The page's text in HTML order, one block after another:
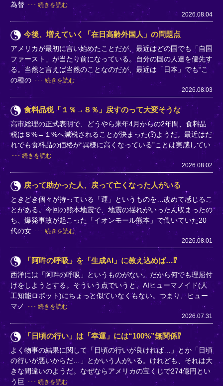
為替
続きを読む
2026.08.04
今後、増えていく「在日高齢外国人」の問題点
アメリカが最初に言い始めたことだが、最近はどの国でも「自国
ファースト」が当たり前になっている。自分の国の人達を優先す
る。当然と言えば当然のことなのだが、最近は「日本」でも“こ
の種の
続きを読む
2026.08.03
食料品税「１％→８％」戻すのって大変そうな
高市総理の正式表明で、どうやら来年4月からの2年間、食料品
税は８%→１%へ減税されることが決まった(⁉)ようだ。最近はだ
れでも食料品の価格が“異様に高くなっている”ことは実感してい
続きを読む
2026.08.02
戻って助かった人、戻って亡くなった人がいる
ときどき個々が持っている「運」というものを…改めて感じるこ
とがある。今回の熊本地震で、地震の揺れがいったん収まったの
ち、爆発事故が起こった「イオンモール熊本」で働いていた20
代の女
続きを読む
2026.08.01
「阿吽の呼吸」を「生成AI」に教え込めば…⁉
西洋には「阿吽の呼吸」というものがない。だから何でも理屈付
けをしようとする。そういう点でいうと、AIヒューマノイド(人
工知能ロボット)にちょっと似ていなくもない。つまり、ヒュー
マノ
続きを読む
2026.07.31
「日頃の行い」は「幸運」には“100%”無関係⁉
よく物事の結果に関して「日頃の行いが良ければ…」とか「日頃
の行いが悪いからだ…」とかいう人がいる。けれども、それは大
きな間違いのようだ。なぜならアメリカの宝くじで274億円とい
う巨
続きを読む